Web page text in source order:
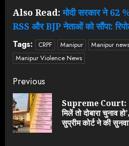
Also Read:मोदी सरकार ने 62
RSS और BJP नेताओं को सौंपा:
Tags: CRPF Manipur Manipur news
Manipur Violence News
Continue
Reading
Previous
Supreme Court:
मिलें तो दोबारा चुनाव
सुप्रीम कोर्ट ने की